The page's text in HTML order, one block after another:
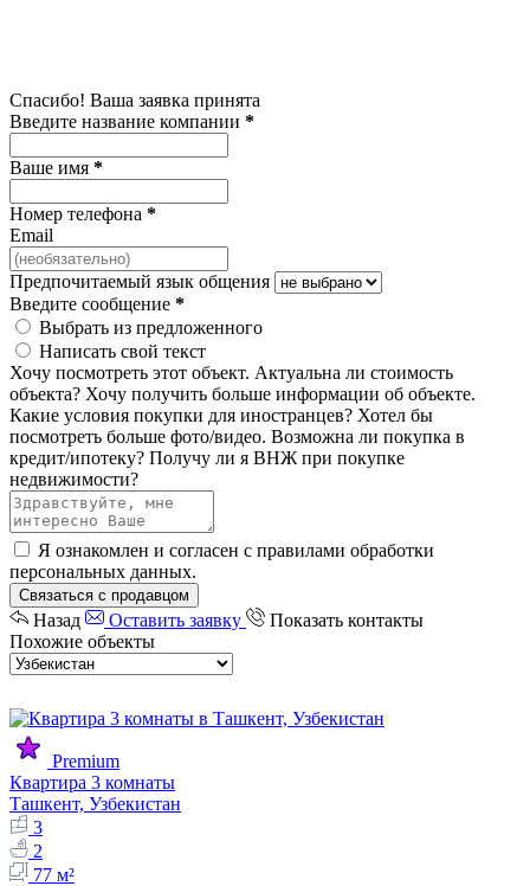
Спасибо! Ваша заявка принята
Введите название компании *
Ваше имя *
Номер телефона *
Email
Предпочитаемый язык общения
Введите сообщение *
Выбрать из предложенного
Написать свой текст
Хочу посмотреть этот объект. Актуальна ли стоимость
объекта? Хочу получить больше информации об объекте.
Какие условия покупки для иностранцев? Хотел бы
посмотреть больше фото/видео. Возможна ли покупка в
кредит/ипотеку? Получу ли я ВНЖ при покупке
недвижимости?
Я ознакомлен и согласен с правилами обработки
персональных данных.
Связаться с продавцом
Назад Оставить заявку
Показать контакты
Похожие объекты
Premium
Квартира 3 комнаты
Ташкент, Узбекистан
3
2
77 м²